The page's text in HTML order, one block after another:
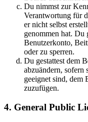
Du nimmst zur
Verantwortung für
er nicht selbst
genommen hat. Du
Benutzerkonto,
oder zu sperren.
Du gestattest dem
abzuändern, sofern
geeignet sind, dem
zuzufügen.
4. General Public